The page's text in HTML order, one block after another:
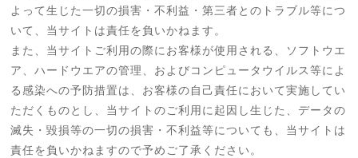
よって生じた一切の損害・不利益・第三者とのトラブル等につ
いて、当サイトは責任を負いかねます。
また、当サイトご利用の際にお客様が使用される、ソフトウエ
ア、ハードウエアの管理、およびコンピュータウイルス等によ
る感染への予防措置は、お客様の自己責任において実施してい
ただくものとし、当サイトのご利用に起因し生じた、データの
滅失・毀損等の一切の損害・不利益等についても、当サイトは
責任を負いかねますので予めご了承ください。